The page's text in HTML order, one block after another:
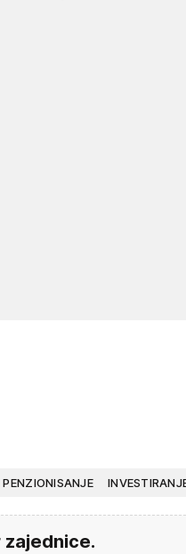
PENZIONISANJE
zajednice.